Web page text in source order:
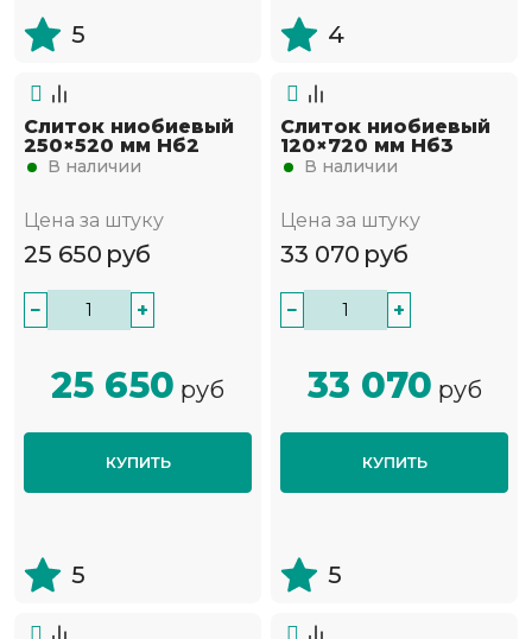
5 4
Слиток ниобиевый
250×520 мм Нб2
В наличии
Цена за штуку
25 650 руб
− +
25 650 руб
КУПИТЬ
5
Слиток ниобиевый
120×720 мм Нб3
В наличии
Цена за штуку
33 070 руб
− +
33 070 руб
КУПИТЬ
5